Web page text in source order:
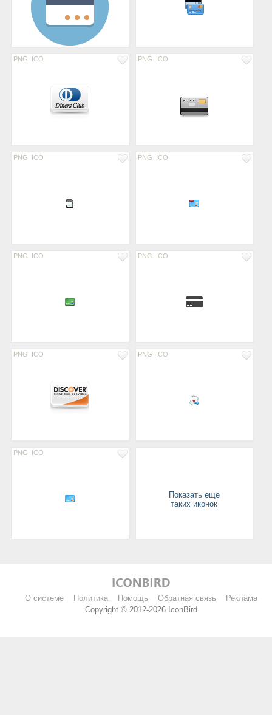
PNG ICO PNG ICO
PNG ICO PNG ICO
PNG ICO PNG ICO
PNG ICO PNG ICO
PNG ICO
Показать еще
таких иконок
О системе Политика Помощь Обратная связь
Реклама
Copyright © 2012-2026 IconBird